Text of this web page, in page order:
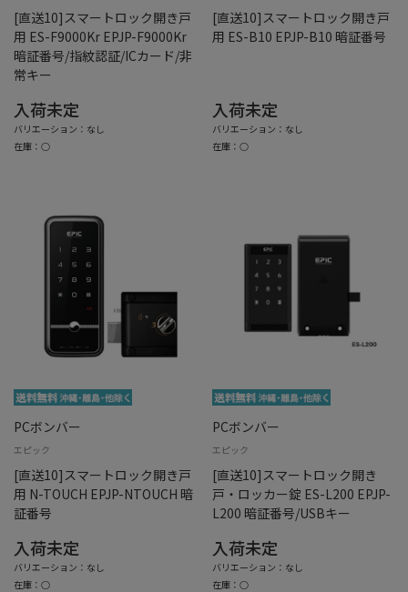
[直送10]スマートロック開き戸
用 ES-F9000Kr EPJP-F9000Kr
暗証番号/指紋認証/ICカード/非
常キー
入荷未定
バリエーション：なし
在庫：○
[直送10]スマートロック開き戸
用 ES-B10 EPJP-B10 暗証番号
入荷未定
バリエーション：なし
在庫：○
PCボンバー
エピック
[直送10]スマートロック開き戸
用 N-TOUCH EPJP-NTOUCH 暗
証番号
入荷未定
バリエーション：なし
在庫：○
PCボンバー
エピック
[直送10]スマートロック開き
戸・ロッカー錠 ES-L200 EPJP-
L200 暗証番号/USBキー
入荷未定
バリエーション：なし
在庫：○